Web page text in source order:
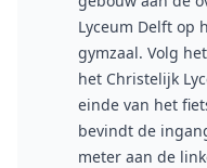
Lyceum Delft op
gymzaal. Volg
het Christelijk
einde van het
bevindt de
meter aan de